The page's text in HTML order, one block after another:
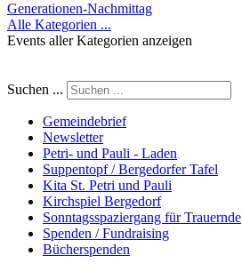
Generationen-Nachmittag
Alle Kategorien ...
Events aller Kategorien anzeigen
Suchen ...
Gemeindebrief
Newsletter
Petri- und Pauli - Laden
Suppentopf / Bergedorfer Tafel
Kita St. Petri und Pauli
Kirchspiel Bergedorf
Sonntagsspaziergang für Trauernde
Spenden / Fundraising
Bücherspenden